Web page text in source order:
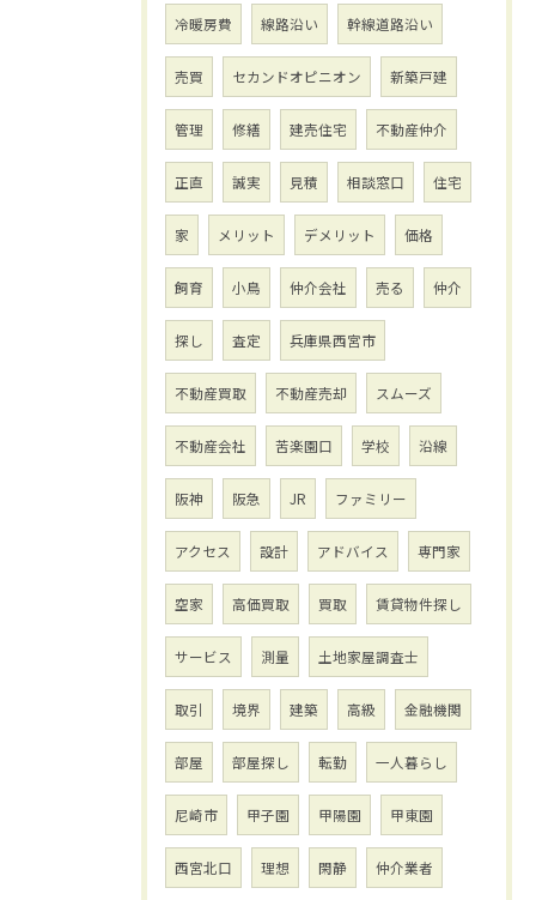
冷暖房費 線路沿い 幹線道路沿い
売買 セカンドオピニオン 新築戸建
管理 修繕 建売住宅 不動産仲介
正直 誠実 見積 相談窓口 住宅
家 メリット デメリット 価格
飼育 小鳥 仲介会社 売る 仲介
探し 査定 兵庫県西宮市
不動産買取 不動産売却 スムーズ
不動産会社 苦楽園口 学校 沿線
阪神 阪急 JR ファミリー
アクセス 設計 アドバイス 専門家
空家 高価買取 買取 賃貸物件探し
サービス 測量 土地家屋調査士
取引 境界 建築 高級 金融機関
部屋 部屋探し 転勤 一人暮らし
尼崎市 甲子園 甲陽園 甲東園
西宮北口 理想 閑静 仲介業者